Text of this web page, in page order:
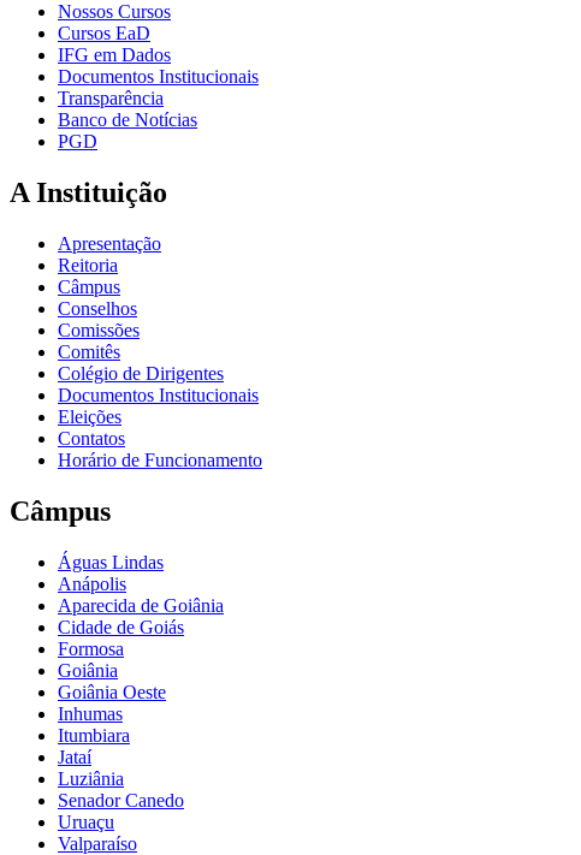
Nossos Cursos
Cursos EaD
IFG em Dados
Documentos Institucionais
Transparência
Banco de Notícias
PGD
A Instituição
Apresentação
Reitoria
Câmpus
Conselhos
Comissões
Comitês
Colégio de Dirigentes
Documentos Institucionais
Eleições
Contatos
Horário de Funcionamento
Câmpus
Águas Lindas
Anápolis
Aparecida de Goiânia
Cidade de Goiás
Formosa
Goiânia
Goiânia Oeste
Inhumas
Itumbiara
Jataí
Luziânia
Senador Canedo
Uruaçu
Valparaíso